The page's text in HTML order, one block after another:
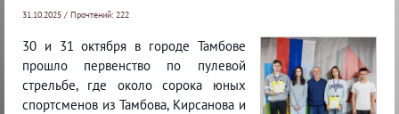
31.10.2025 / Прочтений: 222
30 и 31 октября в городе Тамбове
прошло первенство по пулевой
стрельбе, где около сорока юных
спортсменов из Тамбова, Кирсанова и